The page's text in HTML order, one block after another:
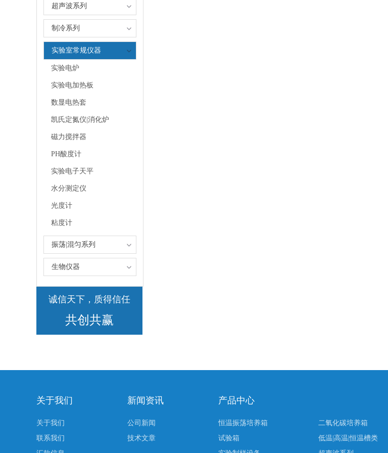
超声波系列
制冷系列
实验室常规仪器
实验电炉
实验电加热板
数显电热套
凯氏定氮仪|消化炉
磁力搅拌器
PH酸度计
实验电子天平
水分测定仪
光度计
粘度计
振荡|混匀系列
生物仪器
诚信天下，质得信任
共创共赢
关于我们
关于我们
联系我们
新闻资讯
公司新闻
技术文章
产品中心
恒温振荡培养箱 二氧化碳培养箱
试验箱
低温|高温|恒温槽类